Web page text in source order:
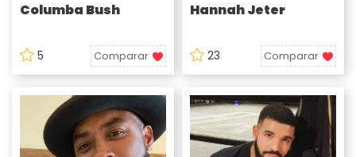
Columba Bush
5 Comparar
Hannah Jeter
23 Comparar